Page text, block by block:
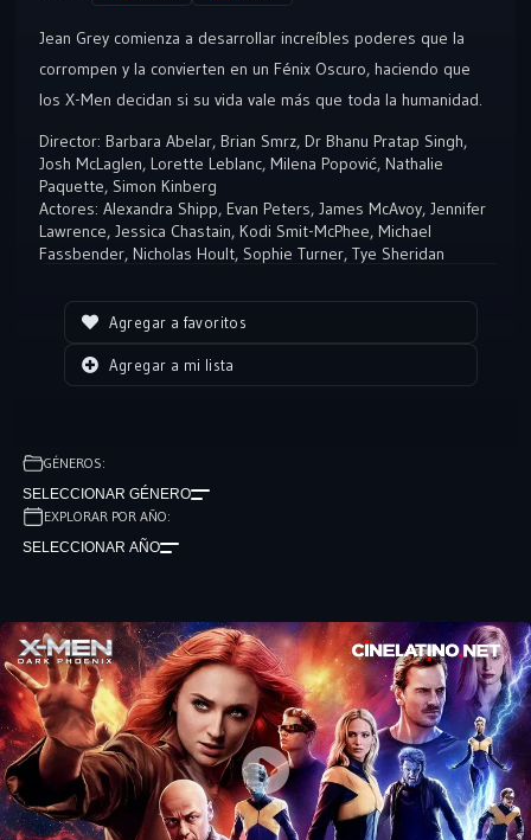
Jean Grey comienza a desarrollar increíbles poderes que la
corrompen y la convierten en un Fénix Oscuro, haciendo que
los X-Men decidan si su vida vale más que toda la humanidad.
Director: Barbara Abelar, Brian Smrz, Dr Bhanu Pratap Singh,
Josh McLaglen, Lorette Leblanc, Milena Popović, Nathalie
Paquette, Simon Kinberg
Actores: Alexandra Shipp, Evan Peters, James McAvoy, Jennifer
Lawrence, Jessica Chastain, Kodi Smit-McPhee, Michael
Fassbender, Nicholas Hoult, Sophie Turner, Tye Sheridan
Agregar a favoritos
Agregar a mi lista
GÉNEROS:
SELECCIONAR GÉNERO
EXPLORAR POR AÑO:
SELECCIONAR AÑO